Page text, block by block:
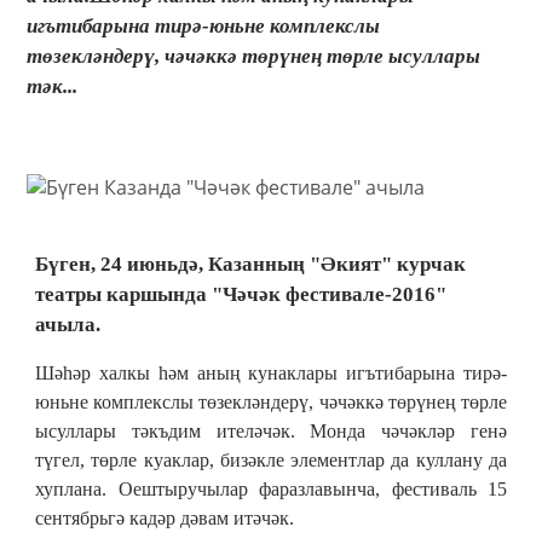
игътибарына тирә-юньне комплекслы
төзекләндерү, чәчәккә төрүнең төрле ысуллары
тәк...
Бүген, 24 июньдә, Казанның "Әкият" курчак
театры каршында "Чәчәк фестивале-2016"
ачыла.
Шәһәр халкы һәм аның кунаклары игътибарына тирә-
юньне комплекслы төзекләндерү, чәчәккә төрүнең төрле
ысуллары тәкъдим ителәчәк. Монда чәчәкләр генә
түгел, төрле куаклар, бизәкле элементлар да куллану да
хуплана. Оештыручылар фаразлавынча, фестиваль 15
сентябрьгә кадәр дәвам итәчәк.